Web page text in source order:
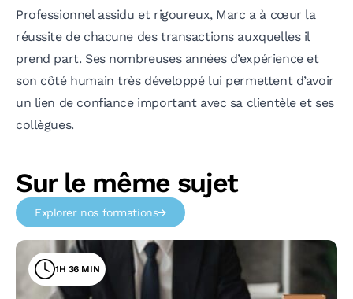
Professionnel assidu et rigoureux, Marc a à cœur la
réussite de chacune des transactions auxquelles il
prend part. Ses nombreuses années d’expérience et
son côté humain très développé lui permettent d’avoir
un lien de confiance important avec sa clientèle et ses
collègues.
Sur le même sujet
Explorer nos formations
1H 36 MIN